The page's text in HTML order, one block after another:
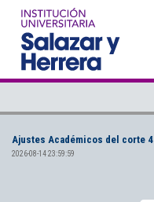
Ajustes Académicos del corte 4
2026-08-14 23:59:59
Pregrados